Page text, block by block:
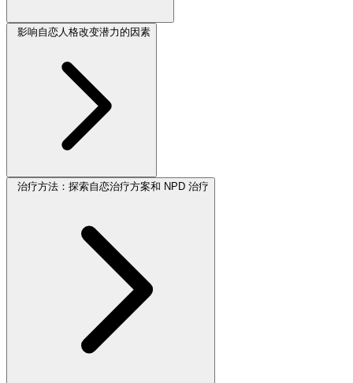
影响自恋人格改变潜力的因素
治疗方法：探索自恋治疗方案和 NPD 治疗